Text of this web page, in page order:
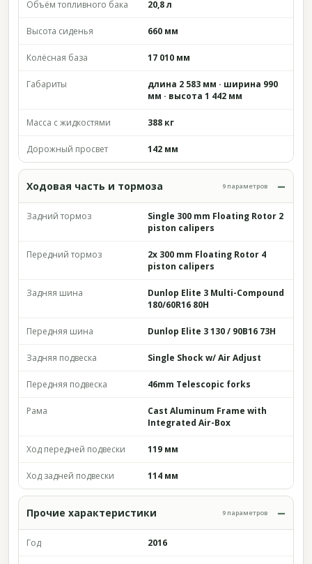
Объём топливного бака 20,8 л
Высота сиденья 660 мм
Колёсная база 17 010 мм
Габариты
длина 2 583 мм · ширина 990
мм · высота 1 442 мм
Масса с жидкостями 388 кг
Дорожный просвет 142 мм
Ходовая часть и тормоза 9 параметров
Задний тормоз
Single 300 mm Floating Rotor 2
piston calipers
Передний тормоз
2x 300 mm Floating Rotor 4
piston calipers
Задняя шина
Dunlop Elite 3 Multi-Compound
180/60R16 80H
Передняя шина Dunlop Elite 3 130 / 90B16 73H
Задняя подвеска Single Shock w/ Air Adjust
Передняя подвеска 46mm Telescopic forks
Рама
Cast Aluminum Frame with
Integrated Air-Box
Ход передней подвески 119 мм
Ход задней подвески 114 мм
Прочие характеристики 9 параметров
Год 2016